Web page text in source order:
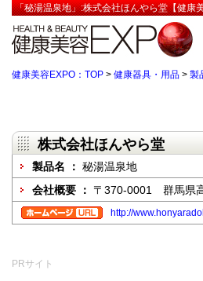
「秘湯温泉地」:株式会社ほんやら堂【健康
健康美容EXPO：TOP > 健康器具・用品 > 製
株式会社ほんやら堂
製品名 ： 秘湯温泉地
会社概要 ： 〒370-0001 群馬県
http://
PRサイト